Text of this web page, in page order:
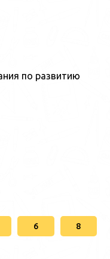
по развитию
6 8